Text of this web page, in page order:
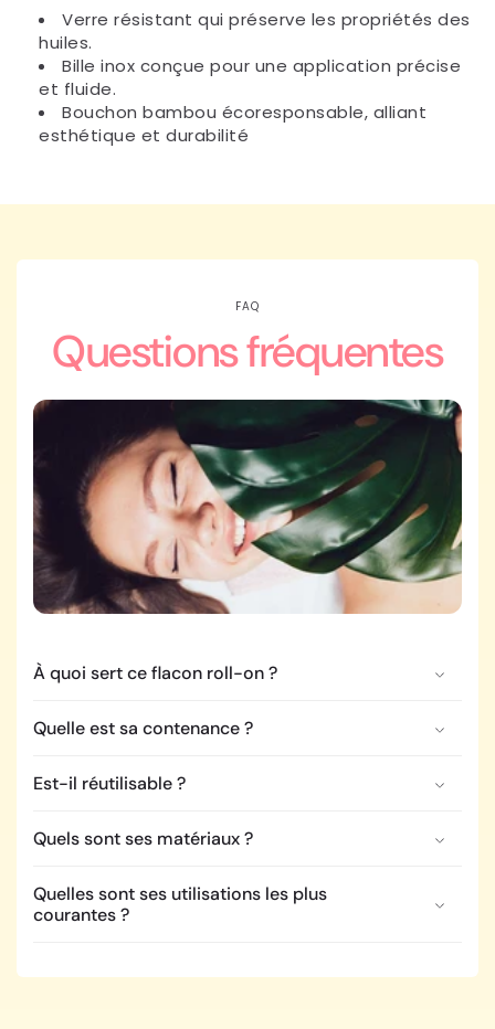
Verre résistant qui préserve les propriétés des
huiles.
Bille inox conçue pour une application précise
et fluide.
Bouchon bambou écoresponsable, alliant
esthétique et durabilité
FAQ
Questions fréquentes
À quoi sert ce flacon roll-on ?
Quelle est sa contenance ?
Est-il réutilisable ?
Quels sont ses matériaux ?
Quelles sont ses utilisations les plus
courantes ?